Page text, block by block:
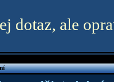
dotaz, ale